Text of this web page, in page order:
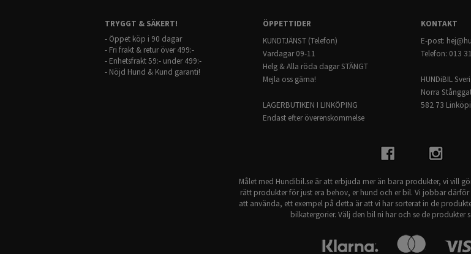
Modellspecifikt:
Går ej att
Audi A4
Audi A4
Audi RS4
Audi S4
TRYGGT & SÄKERT!
- Öppet köp i 90 dagar
- Fri frakt & retur över 499:-
- Enhetsfrakt 59:- under 499:-
- Nöjd Hund & Kund garanti!
ÖPPETTIDER
KUNDTJÄNST (Telefon)
Vardagar 09-11
Helg & Alla röda dagar STÄNGT
Mejla oss gärna!
LAGERBUTIKEN I LINKÖPING
Endast efter överenskommelse
KONTAKT
E-post:
Telefon: 013
HUNDiBIL
Norra
582 73
Målet med Hundibil.se är att erbjuda mer än bara produkter, vi vill
rätt produkter för just era behov, er hund och er bil. Vi jobbar
att använda, ett exempel på detta är att vi har sorterat in de
bilkatergorier. Välj den bil ni har och se de produkter